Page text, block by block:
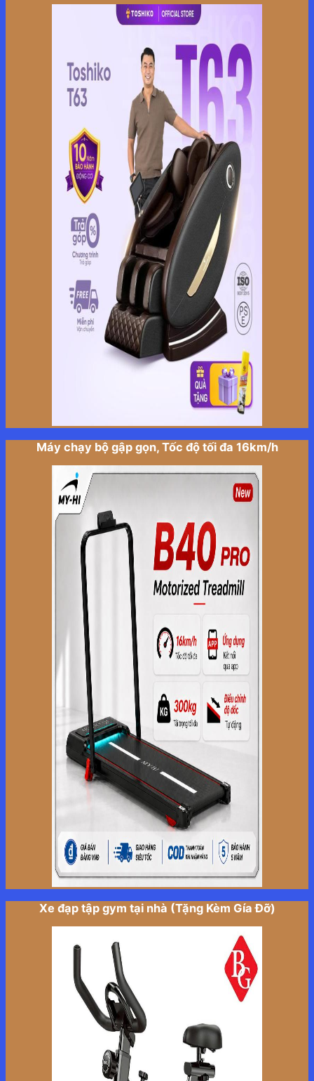
Máy chạy bộ gập gọn, Tốc độ tối đa 16km/h
Xe đạp tập gym tại nhà (Tặng Kèm Gía Đỡ)